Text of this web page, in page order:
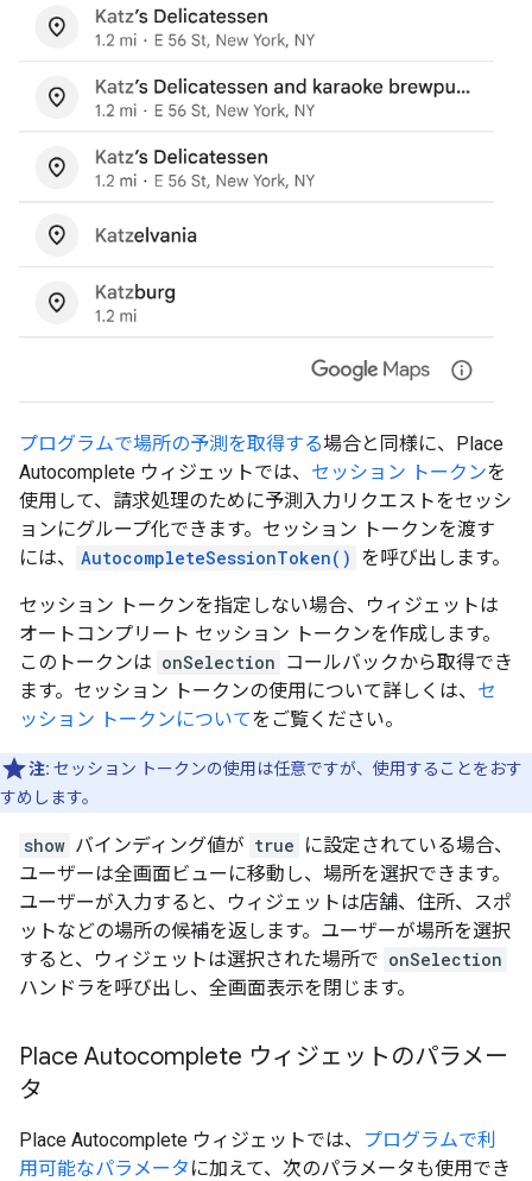
プログラムで場所の予測を取得する場合と同様に、Place
Autocomplete ウィジェットでは、 セッション トークンを
使用して、請求処理のために予測入力リクエストをセッシ
ョンにグループ化できます。セッション トークンを渡す
には、
AutocompleteSessionToken() を呼び出します。
セッション トークンを指定しない場合、ウィジェットは
オートコンプリート セッション トークンを作成します。
このトークンは onSelection コールバックから取得でき
ます。セッション トークンの使用について詳しくは、 セ
ッション トークンについてをご覧ください。
注: セッション トークンの使用は任意ですが、使用することをおす
すめします。
show バインディング値が true に設定されている場合、
ユーザーは全画面ビューに移動し、場所を選択できます。
ユーザーが入力すると、ウィジェットは店舗、住所、スポ
ットなどの場所の候補を返します。ユーザーが場所を選択
すると、ウィジェットは選択された場所で onSelection
ハンドラを呼び出し、全画面表示を閉じます。
Place Autocomplete ウィジェットのパラメー
タ
Place Autocomplete ウィジェットでは、
プログラムで利
用可能なパラメータ に加えて、次のパラメータも使用でき